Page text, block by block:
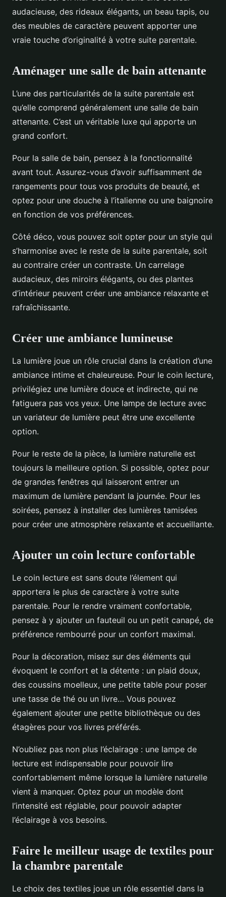
audacieuse, des rideaux élégants, un beau tapis, ou
des meubles de caractère peuvent apporter une
vraie touche d’originalité à votre suite parentale.
Aménager une salle de bain attenante
L’une des particularités de la suite parentale est
qu’elle comprend généralement une salle de bain
attenante. C’est un véritable luxe qui apporte un
grand confort.
Pour la salle de bain, pensez à la fonctionnalité
avant tout. Assurez-vous d’avoir suffisamment de
rangements pour tous vos produits de beauté, et
optez pour une douche à l’italienne ou une baignoire
en fonction de vos préférences.
Côté déco, vous pouvez soit opter pour un style qui
s’harmonise avec le reste de la suite parentale, soit
au contraire créer un contraste. Un carrelage
audacieux, des miroirs élégants, ou des plantes
d’intérieur peuvent créer une ambiance relaxante et
rafraîchissante.
Créer une ambiance lumineuse
La lumière joue un rôle crucial dans la création d’une
ambiance intime et chaleureuse. Pour le coin lecture,
privilégiez une lumière douce et indirecte, qui ne
fatiguera pas vos yeux. Une lampe de lecture avec
un variateur de lumière peut être une excellente
option.
Pour le reste de la pièce, la lumière naturelle est
toujours la meilleure option. Si possible, optez pour
de grandes fenêtres qui laisseront entrer un
maximum de lumière pendant la journée. Pour les
soirées, pensez à installer des lumières tamisées
pour créer une atmosphère relaxante et accueillante.
Ajouter un coin lecture confortable
Le coin lecture est sans doute l’élement qui
apportera le plus de caractère à votre suite
parentale. Pour le rendre vraiment confortable,
pensez à y ajouter un fauteuil ou un petit canapé, de
préférence rembourré pour un confort maximal.
Pour la décoration, misez sur des éléments qui
évoquent le confort et la détente : un plaid doux,
des coussins moelleux, une petite table pour poser
une tasse de thé ou un livre… Vous pouvez
également ajouter une petite bibliothèque ou des
étagères pour vos livres préférés.
N’oubliez pas non plus l’éclairage : une lampe de
lecture est indispensable pour pouvoir lire
confortablement même lorsque la lumière naturelle
vient à manquer. Optez pour un modèle dont
l’intensité est réglable, pour pouvoir adapter
l’éclairage à vos besoins.
Faire le meilleur usage de textiles pour
la chambre parentale
Le choix des textiles joue un rôle essentiel dans la